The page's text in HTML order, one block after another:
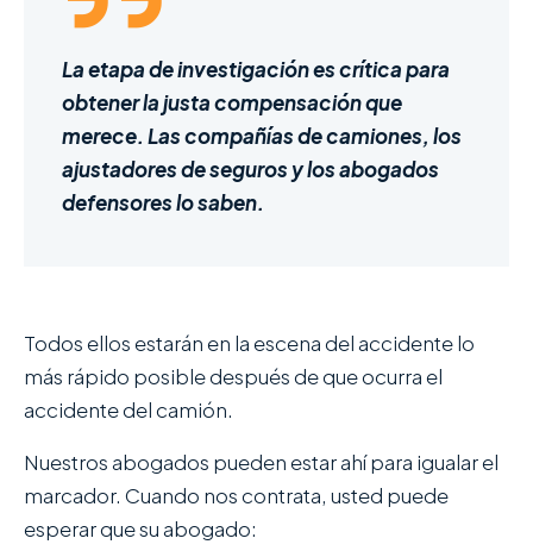
La etapa de investigación es crítica para
obtener la justa compensación que
merece. Las compañías de camiones, los
ajustadores de seguros y los abogados
defensores lo saben.
Todos ellos estarán en la escena del accidente lo
más rápido posible después de que ocurra el
accidente del camión.
Nuestros abogados pueden estar ahí para igualar el
marcador. Cuando nos contrata, usted puede
esperar que su abogado: